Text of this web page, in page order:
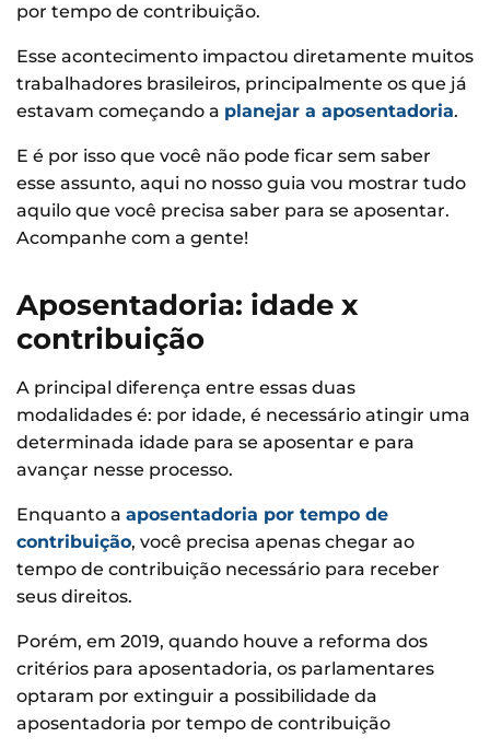
por tempo de contribuição.
Esse acontecimento impactou diretamente muitos
trabalhadores brasileiros, principalmente os que já
estavam começando a planejar a aposentadoria.
E é por isso que você não pode ficar sem saber
esse assunto, aqui no nosso guia vou mostrar tudo
aquilo que você precisa saber para se aposentar.
Acompanhe com a gente!
Aposentadoria: idade x
contribuição
A principal diferença entre essas duas
modalidades é: por idade, é necessário atingir uma
determinada idade para se aposentar e para
avançar nesse processo.
Enquanto a aposentadoria por tempo de
contribuição, você precisa apenas chegar ao
tempo de contribuição necessário para receber
seus direitos.
Porém, em 2019, quando houve a reforma dos
critérios para aposentadoria, os parlamentares
optaram por extinguir a possibilidade da
aposentadoria por tempo de contribuição